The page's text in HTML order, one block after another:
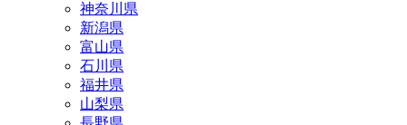
神奈川県
新潟県
富山県
石川県
福井県
山梨県